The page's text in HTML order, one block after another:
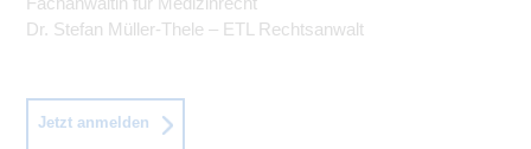
Dr. Stefan Müller-Thele – ETL Rechtsanwalt
Jetzt anmelden